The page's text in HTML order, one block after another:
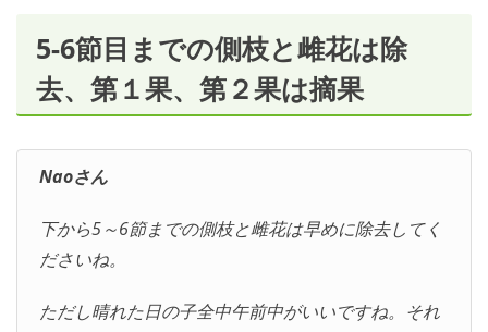
5-6節目までの側枝と雌花は除
去、第１果、第２果は摘果
Naoさん
下から5～6節までの側枝と雌花は早めに除去してく
ださいね。
ただし晴れた日の子全中午前中がいいですね。それ